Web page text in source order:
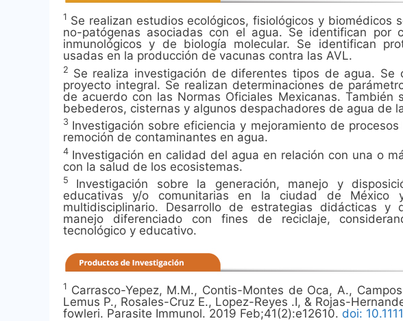
1 Se realizan estudios ecológicos, fisiológicos y biomédicos
no-patógenas asociadas con el agua. Se identifican por
inmunológicos y de biología molecular. Se identifican
usadas en la producción de vacunas contra las AVL.
2 Se realiza investigación de diferentes tipos de agua. Se
proyecto integral. Se realizan determinaciones de
de acuerdo con las Normas Oficiales Mexicanas.
bebederos, cisternas y algunos despachadores de agua de
3 Investigación sobre eficiencia y mejoramiento de
remoción de contaminantes en agua.
4 Investigación en calidad del agua en relación con una o
con la salud de los ecosistemas.
5 Investigación sobre la generación, manejo y
educativas y/o comunitarias en la ciudad de México
multidisciplinario. Desarrollo de estrategias didácticas y
manejo diferenciado con fines de reciclaje,
tecnológico y educativo.
1 Carrasco-Yepez, M.M., Contis-Montes de Oca, A.,
Lemus P., Rosales-Cruz E., Lopez-Reyes .I, & Rojas-
fowleri. Parasite Immunol. 2019 Feb;41(2):e12610. doi: